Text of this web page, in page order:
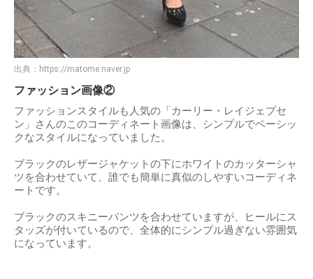
出典： https://matome.naver.jp
ファッション画像②
ファッションスタイルも人気の「カーリー・レイジェプセ
ン」さんのこのコーディネート画像は、シンプルでベーシッ
クなスタイルになっていました。
ブラックのレザージャケットの下にホワイトのカッターシャ
ツを合わせていて、誰でも簡単に真似のしやすいコーディネ
ートです。
ブラックのスキニーパンツを合わせていますが、ヒールにス
タッズが付いているので、全体的にシンプル過ぎない雰囲気
になっています。